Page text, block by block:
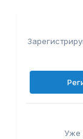
Уже